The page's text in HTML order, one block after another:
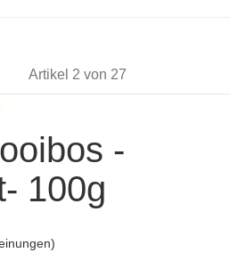
Artikel 2 von 27
-
100g